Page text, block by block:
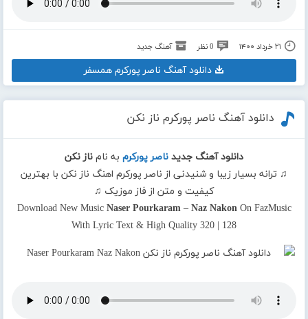
۲۱ خرداد ۱۴۰۰ 0 نظر آهنگ جدید
دانلود آهنگ ناصر پورکرم همسفر
دانلود آهنگ ناصر پورکرم ناز نکن
دانلود آهنگ جدید ناصر پورکرم به نام ناز نکن
♫ ترانه بسیار زیبا و شنیدنی از ناصر پورکرم اهنگ ناز نکن با بهترین
کیفیت و متن از فاز موزیک ♫
Download New Music Naser Pourkaram– Naz NakonOn FazMusic
With Lyric Text & High Quality 320 | 128